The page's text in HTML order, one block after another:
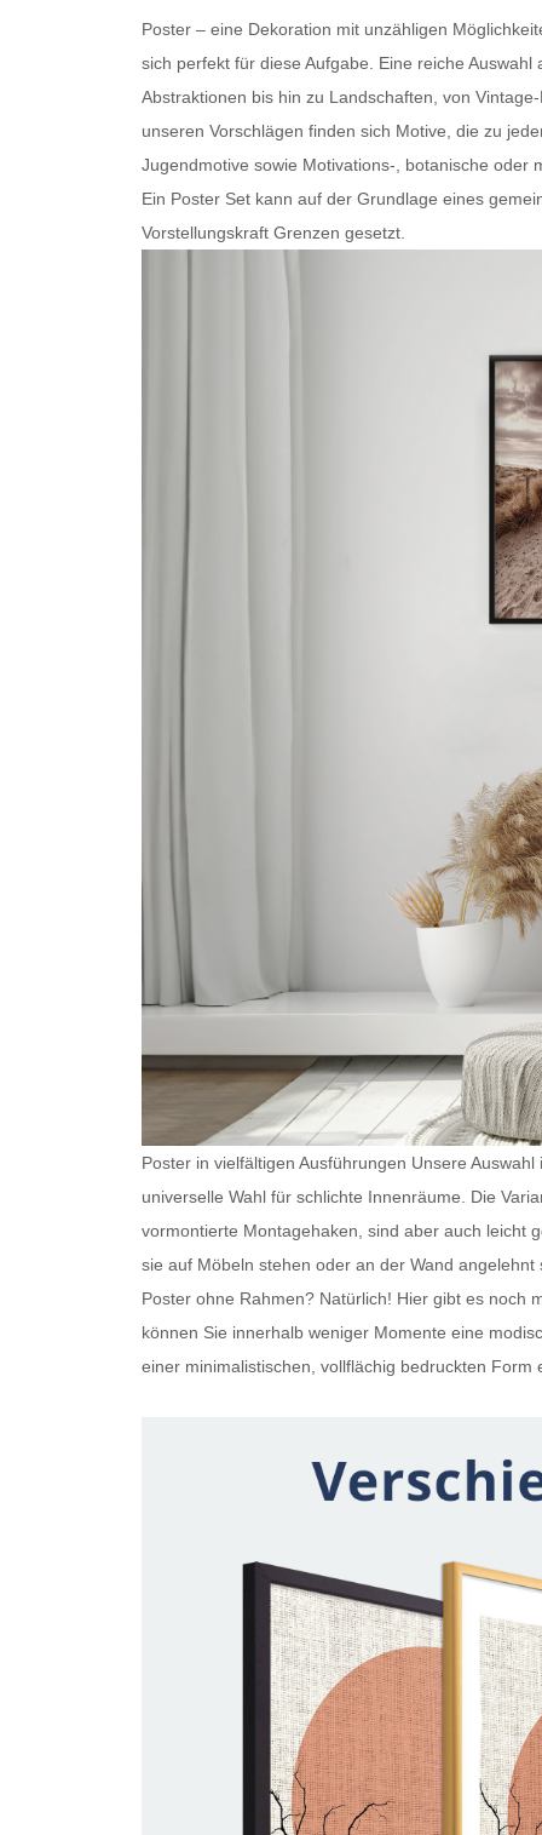
Poster – eine Dekoration mit unzähligen
sich perfekt für diese Aufgabe. Eine reiche
Abstraktionen bis hin zu Landschaften, von
unseren Vorschlägen finden sich Motive, die zu
Jugendmotive sowie Motivations-, botanische oder
Ein Poster Set kann auf der Grundlage eines
Vorstellungskraft Grenzen gesetzt.
Poster in vielfältigen Ausführungen Unsere
universelle Wahl für schlichte Innenräume. Die
vormontierte Montagehaken, sind aber auch leicht
sie auf Möbeln stehen oder an der Wand
Poster ohne Rahmen? Natürlich! Hier gibt es noch
können Sie innerhalb weniger Momente eine
einer minimalistischen, vollflächig bedruckten Form